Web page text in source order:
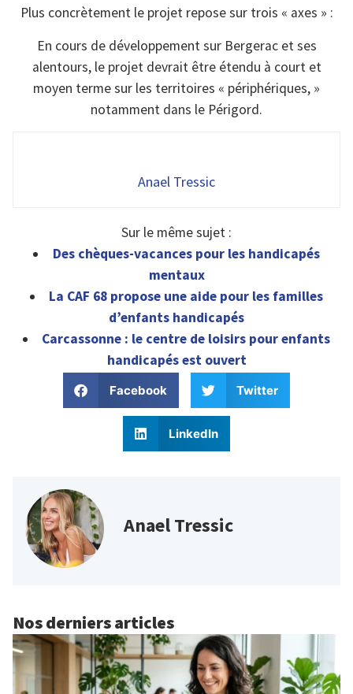
Plus concrètement le projet repose sur trois « axes » :
En cours de développement sur Bergerac et ses
alentours, le projet devrait être étendu à court et
moyen terme sur les territoires « périphériques, »
notamment dans le Périgord.
Anael Tressic
Sur le même sujet :
Des chèques-vacances pour les handicapés
mentaux
La CAF 68 propose une aide pour les familles
d’enfants handicapés
Carcassonne : le centre de loisirs pour enfants
handicapés est ouvert
Facebook Twitter
LinkedIn
Anael Tressic
Nos derniers articles